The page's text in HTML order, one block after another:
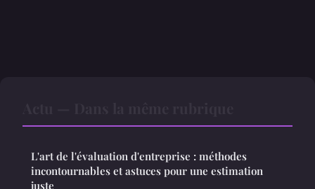
L'art de l'évaluation d'entreprise : méthodes
incontournables et astuces pour une estimation
juste